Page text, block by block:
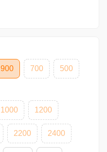
900 700 500
1000 1200
2200 2400